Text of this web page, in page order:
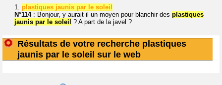
1. plastiques jaunis par le soleil
N°114: Bonjour, y aurait-il un moyen pour blanchir des plastiques
jaunis par le soleil ? A part de la javel ?
Résultats de votre recherche plastiques
jaunis par le soleil sur le web